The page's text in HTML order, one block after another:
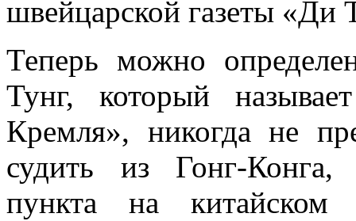
швейцарской газеты «Ди
Теперь можно
Тунг, который
Кремля», никогда не
судить из Гонг-Конга,
пункта на китайском